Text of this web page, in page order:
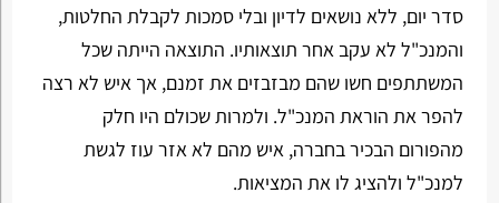
סדר יום, ללא נושאים לדיון ובלי סמכות לקבלת החלטות,
והמנכ"ל לא עקב אחר תוצאותיו. התוצאה הייתה שכל
המשתתפים חשו שהם מבזבזים את זמנם, אך איש לא רצה
להפר את הוראת המנכ"ל. ולמרות שכולם היו חלק
מהפורום הבכיר בחברה, איש מהם לא אזר עוז לגשת
למנכ"ל ולהציג לו את המציאות.